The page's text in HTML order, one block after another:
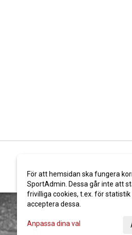
För att hemsidan ska fungera
SportAdmin. Dessa går inte att
frivilliga cookies, t.ex. för statistik
acceptera dessa.
Anpassa dina val